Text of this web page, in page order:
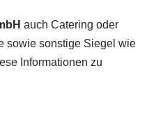
auch Catering oder
sowie sonstige Siegel wie
Informationen zu